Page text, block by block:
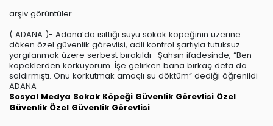
arşiv görüntüler
( ADANA )- Adana’da ısıttığı suyu sokak köpeğinin üzerine
döken özel güvenlik görevlisi, adli kontrol şartıyla tutuksuz
yargılanmak üzere serbest bırakıldı- Şahsın ifadesinde, “Ben
köpeklerden korkuyorum. İşe gelirken bana birkaç defa da
saldırmıştı. Onu korkutmak amaçlı su döktüm” dediği öğrenildi
ADANA
Sosyal Medya Sokak Köpeği Güvenlik Görevlisi Özel
Güvenlik Özel Güvenlik Görevlisi